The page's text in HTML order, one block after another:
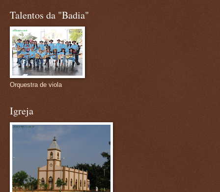
Talentos da "Badia"
Orquestra de viola
Igreja